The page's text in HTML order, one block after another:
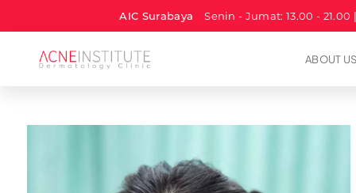
AIC Surabaya Senin - Jumat: 13.00 - 21.00
ABOUT